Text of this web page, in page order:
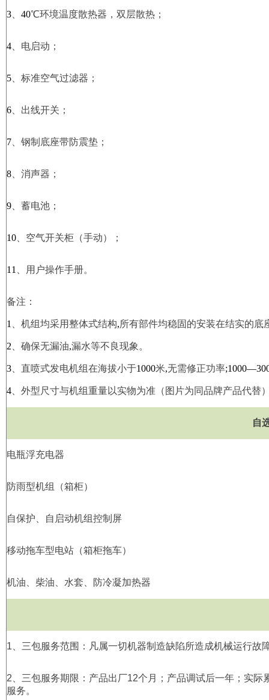
3 40℃环境温度散热器，双层散热；
4 电启动；
5 标准空气过滤器；
6 出线开关；
7 钢制底座带防震垫；
8 消声器；
9 蓄电池；
10 、空气开关柜（手动）；
11 、用户操作手册。
备注：
1 、机组均采用整体式结构,所有部件均稳固的安装在结实的底
2 、确保无漏油,漏水等不良现象。
3 、直喷式发电机组在海拔小于1000米,无需修正功率
4 、外型尺寸与机组重量以实物为准（图片为同品牌产品代替
自
电瓶浮充电器
防雨型机组（箱柜）
自保护、自启动机组控制屏
移动拖车型电站（箱柜拖车）
机油、柴油、水套、防冷凝加热器
1 、三包服务范围：凡属一切机器制造缺陷所造成机械运行故
2 、三包服务期限：产品出厂12个月；产品调试后一年；实际
服务。